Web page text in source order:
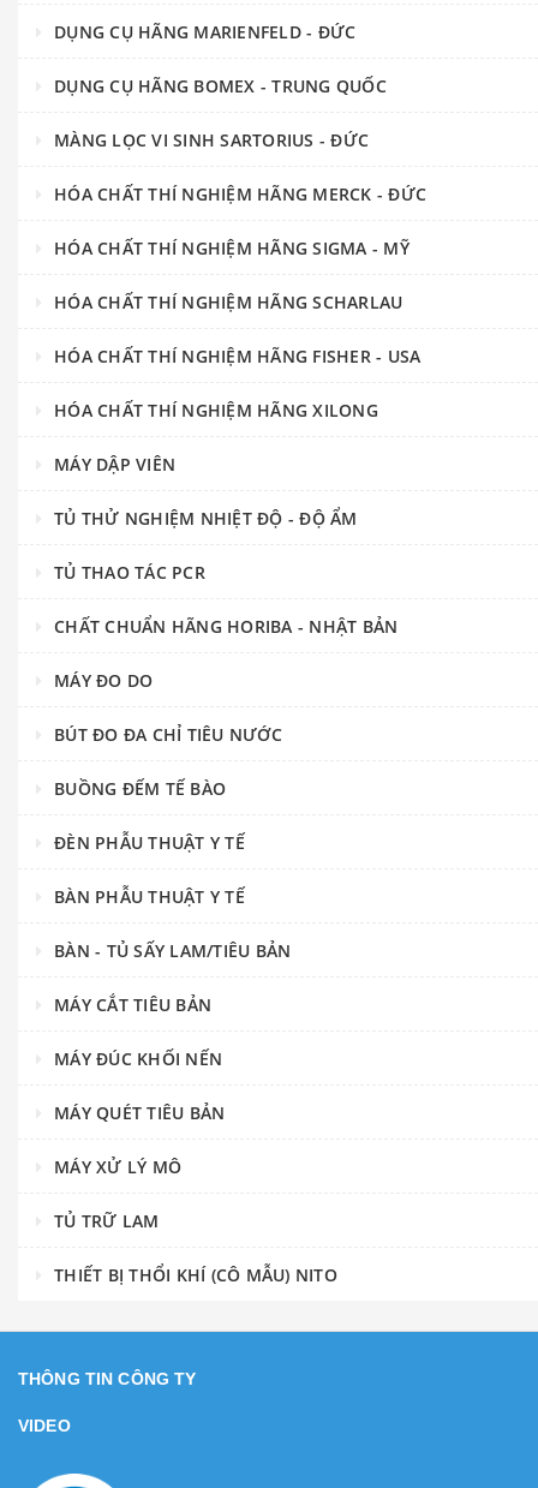
DỤNG CỤ HÃNG MARIENFELD - ĐỨC
DỤNG CỤ HÃNG BOMEX - TRUNG QUỐC
MÀNG LỌC VI SINH SARTORIUS - ĐỨC
HÓA CHẤT THÍ NGHIỆM HÃNG MERCK - ĐỨC
HÓA CHẤT THÍ NGHIỆM HÃNG SIGMA - MỸ
HÓA CHẤT THÍ NGHIỆM HÃNG SCHARLAU
HÓA CHẤT THÍ NGHIỆM HÃNG FISHER - USA
HÓA CHẤT THÍ NGHIỆM HÃNG XILONG
MÁY DẬP VIÊN
TỦ THỬ NGHIỆM NHIỆT ĐỘ - ĐỘ ẨM
TỦ THAO TÁC PCR
CHẤT CHUẨN HÃNG HORIBA - NHẬT BẢN
MÁY ĐO DO
BÚT ĐO ĐA CHỈ TIÊU NƯỚC
BUỒNG ĐẾM TẾ BÀO
ĐÈN PHẪU THUẬT Y TẾ
BÀN PHẪU THUẬT Y TẾ
BÀN - TỦ SẤY LAM/TIÊU BẢN
MÁY CẮT TIÊU BẢN
MÁY ĐÚC KHỐI NẾN
MÁY QUÉT TIÊU BẢN
MÁY XỬ LÝ MÔ
TỦ TRỮ LAM
THIẾT BỊ THỔI KHÍ (CÔ MẪU) NITO
THÔNG TIN CÔNG TY
VIDEO